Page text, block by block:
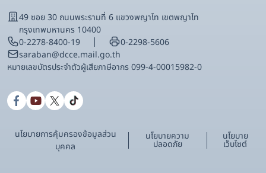
49 ซอย 30 ถนนพระรามที่ 6 แขวงพญาไท เขตพญาไท
กรุงเทพมหานคร 10400
0-2278-8400-19
0-2298-5606
saraban@dcce.mail.go.th
หมายเลขบัตรประจําตัวผู้เสียภาษีอากร 099-4-00015982-0
นโยบายการคุ้มครองข้อมูลส่วน
บุคคล
นโยบายความ
ปลอดภัย
นโยบาย
เว็บไซต์